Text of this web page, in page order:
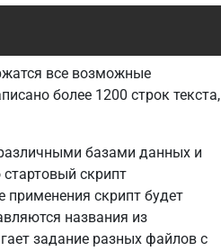
все возможные
более 1200 строк текста,
базами данных и
скрипт
применения скрипт будет
названия из
задание разных файлов с